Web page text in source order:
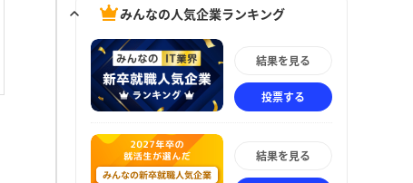
みんなの人気企業ランキング
結果を見る
投票する
結果を見る